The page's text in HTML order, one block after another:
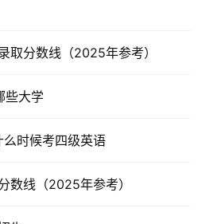
取分数线（2025年参考）
些大学
时候考四级英语
数线（2025年参考）